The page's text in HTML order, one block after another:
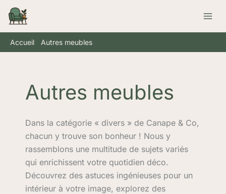
Aller
contenu
Accueil
Autres meubles
Autres meubles
Dans la catégorie « divers » de Canape & Co,
chacun y trouve son bonheur ! Nous y
rassemblons une multitude de sujets variés
qui enrichissent votre quotidien déco.
Découvrez des astuces ingénieuses pour un
intérieur à votre image, explorez des
Rechercher